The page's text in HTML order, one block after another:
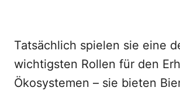
Tatsächlich spielen sie eine
wichtigsten Rollen für den
Ökosystemen – sie bieten